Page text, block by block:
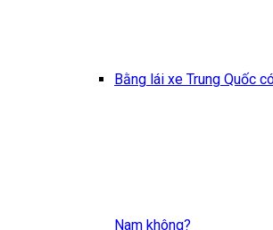
Bằng lái xe Trung Quốc
Nam không?